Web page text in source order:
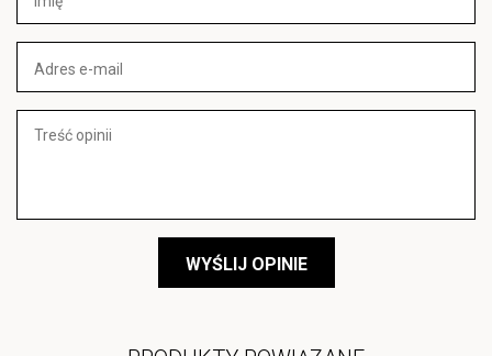
WYŚLIJ OPINIE